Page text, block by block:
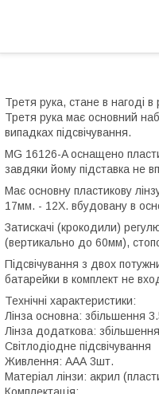
Третя рука, стане в нагоді
Третя рука має основний
випадках підсвічування.
MG 16126-A оснащено
завдяки йому підставка не
Має основну пластикову
17мм. - 12Х. вбудовану в
Затискачі (крокодили)
(вертикально до 60мм),
Підсвічування з двох
батарейки в комплект не
Технічні характеристики:
Лінза основна: збільшення
Лінза додаткова:
Світлодіодне підсвічування
Живлення: ААА 3шт.
Матеріал лінзи: акрил
Комплектація: